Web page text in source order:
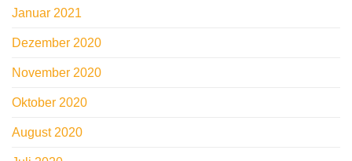
Januar 2021
Dezember 2020
November 2020
Oktober 2020
August 2020